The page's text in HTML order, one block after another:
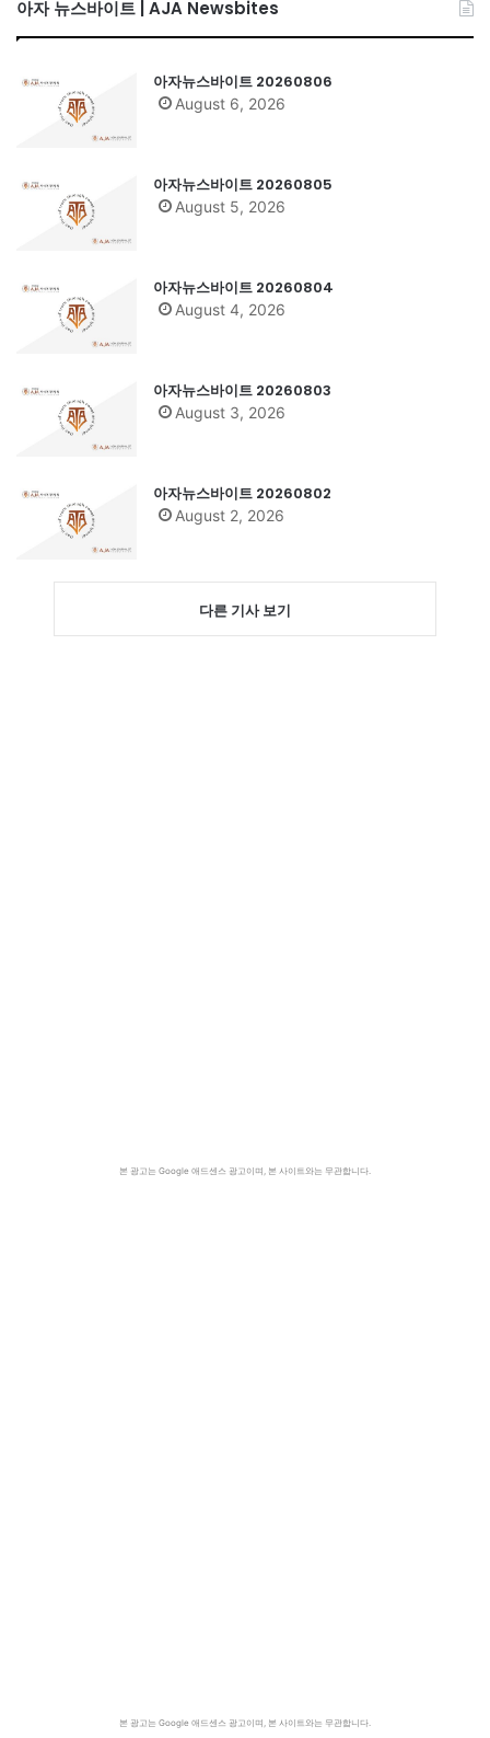
아자 뉴스바이트 | AJA Newsbites
아자뉴스바이트 20260806
August 6, 2026
아자뉴스바이트 20260805
August 5, 2026
아자뉴스바이트 20260804
August 4, 2026
아자뉴스바이트 20260803
August 3, 2026
아자뉴스바이트 20260802
August 2, 2026
다른 기사 보기
본 광고는 Google 애드센스 광고이며, 본 사이트와는 무관합니다.
본 광고는 Google 애드센스 광고이며, 본 사이트와는 무관합니다.